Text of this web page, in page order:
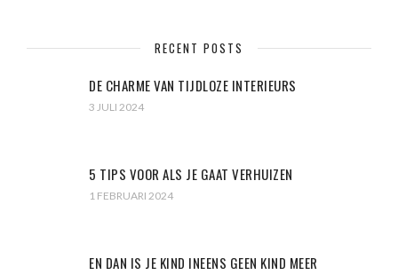
RECENT POSTS
DE CHARME VAN TIJDLOZE INTERIEURS
3 JULI 2024
5 TIPS VOOR ALS JE GAAT VERHUIZEN
1 FEBRUARI 2024
EN DAN IS JE KIND INEENS GEEN KIND MEER